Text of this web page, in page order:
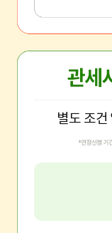
별도 조건